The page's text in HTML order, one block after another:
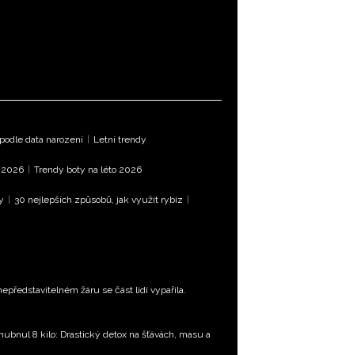
data narození Letní trendy
2026 Trendy boty na léto 2026
30 nejlepších způsobů, jak využít rybíz
žáru se část lidí vypařila.
8 kilo: Drastický detox na šťávách, masu a